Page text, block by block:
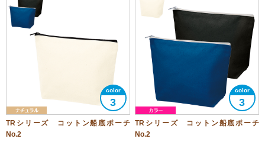
3
TRシリーズ コットン船底ポーチ
No.2
3
TRシリーズ コットン船底ポーチ
No.2